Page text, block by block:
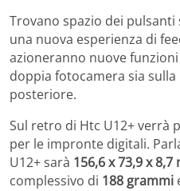
Trovano spazio dei
una nuova esperienza di
azioneranno nuove
doppia fotocamera sia
posteriore.
Sul retro di Htc U12+ verrà
per le impronte digitali.
U12+ sarà 156,6 x 73,9 x 8,7
complessivo di 188 grammi